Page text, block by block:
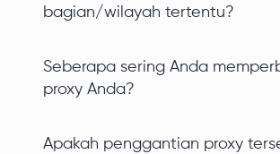
bagian/wilayah tertentu?
Seberapa sering Anda
proxy Anda?
Apakah penggantian proxy